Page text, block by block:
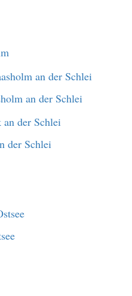
an der Schlei
der Schlei